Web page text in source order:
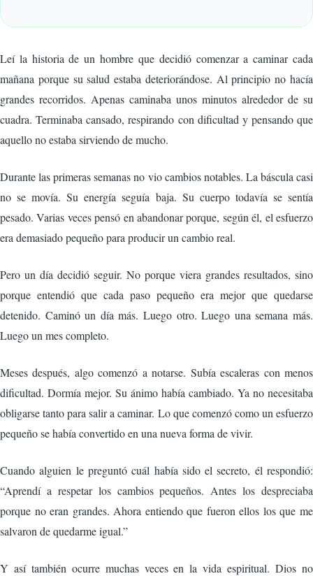
Leí la historia de un hombre que decidió comenzar a caminar cada
mañana porque su salud estaba deteriorándose. Al principio no hacía
grandes recorridos. Apenas caminaba unos minutos alrededor de su
cuadra. Terminaba cansado, respirando con dificultad y pensando que
aquello no estaba sirviendo de mucho.
Durante las primeras semanas no vio cambios notables. La báscula casi
no se movía. Su energía seguía baja. Su cuerpo todavía se sentía
pesado. Varias veces pensó en abandonar porque, según él, el esfuerzo
era demasiado pequeño para producir un cambio real.
Pero un día decidió seguir. No porque viera grandes resultados, sino
porque entendió que cada paso pequeño era mejor que quedarse
detenido. Caminó un día más. Luego otro. Luego una semana más.
Luego un mes completo.
Meses después, algo comenzó a notarse. Subía escaleras con menos
dificultad. Dormía mejor. Su ánimo había cambiado. Ya no necesitaba
obligarse tanto para salir a caminar. Lo que comenzó como un esfuerzo
pequeño se había convertido en una nueva forma de vivir.
Cuando alguien le preguntó cuál había sido el secreto, él respondió:
“Aprendí a respetar los cambios pequeños. Antes los despreciaba
porque no eran grandes. Ahora entiendo que fueron ellos los que me
salvaron de quedarme igual.”
Y así también ocurre muchas veces en la vida espiritual. Dios no